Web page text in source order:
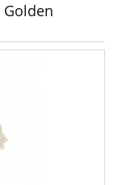
Golden